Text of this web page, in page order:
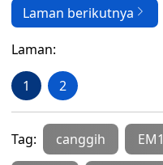
Laman berikutnya
Laman:
1 2
Tag: canggih